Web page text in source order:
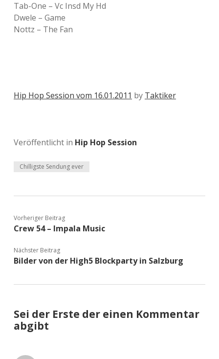
Tab-One – Vc Insd My Hd
Dwele – Game
Nottz – The Fan
Hip Hop Session vom 16.01.2011 by Taktiker
Veröffentlicht in Hip Hop Session
Chilligste Sendung ever
Vorheriger Beitrag
Crew 54 – Impala Music
Nächster Beitrag
Bilder von der High5 Blockparty in Salzburg
Sei der Erste der einen Kommentar
abgibt